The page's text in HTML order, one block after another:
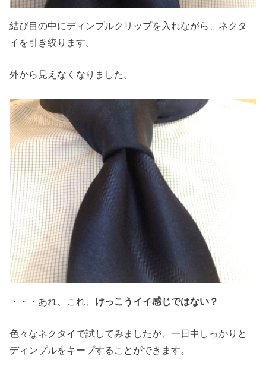
結び目の中にディンプルクリップを入れながら、ネクタ
イを引き絞ります。
外から見えなくなりました。
・・・あれ、これ、 けっこうイイ感じではない？
色々なネクタイで試してみましたが、一日中しっかりと
ディンプルをキープすることができます。